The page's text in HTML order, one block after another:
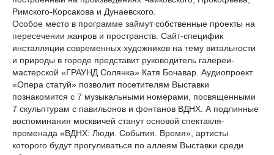
Римского-Корсакова и Дунаевского.
Особое место в программе займут собственные проекты на
пересечении жанров и пространств. Сайт-специфик
инсталляции современных художников на тему витальности
и природы в городе представит руководитель галереи-
мастерской «ГРАУНД Солянка» Катя Бочавар. Аудиопроект
«Опера статуй» позволит посетителям Выставки
познакомится с 7 музыкальными номерами, посвященными
7 скульптурам с павильонов и фонтанов ВДНХ. А подлинные
воспоминания москвичей станут основой спектакля-
променада «ВДНХ: Люди. События. Время», артисты
которого будут прогуливаться по аллеям Выставки среди